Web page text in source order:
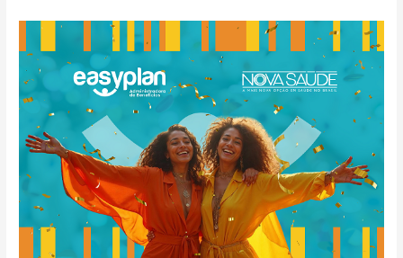
ritmo
de
marchinha
de
Carnaval,
Nova
Saúde
e
EasyPlan
fazem